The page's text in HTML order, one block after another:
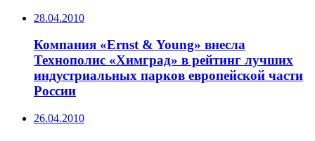
28.04.2010
Компания «Ernst & Young» внесла
Технополис «Химград» в рейтинг лучших
индустриальных парков европейской части
России
26.04.2010